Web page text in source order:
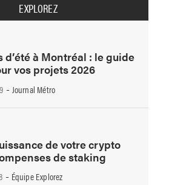
EXPLOREZ
d’été à Montréal : le guide
vos projets 2026
- Journal Métro
de votre crypto
de staking
- Équipe Explorez